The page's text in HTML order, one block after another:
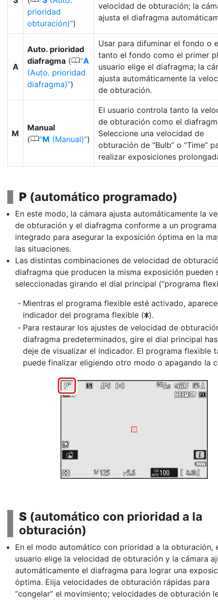
prioridad
obturación) )
velocidad de obturación; la
ajusta el diafragma
A
Auto. prioridad
diafragma (0 A
(Auto. prioridad
diafragma) )
Usar para difuminar el fondo o
tanto el fondo como el primer
usuario elige el diafragma; la
ajusta automáticamente la
de obturación.
M
Manual
(0 M (Manual) )
El usuario controla tanto la
de obturación como el
Seleccione una velocidad de
obturación de “Bulb” o “Time”
realizar exposiciones
P (automático programado)
En este modo, la cámara ajusta automáticamente la
de obturación y el diafragma conforme a un programa
integrado para asegurar la exposición óptima en la
las situaciones.
Las distintas combinaciones de velocidad de
diafragma que producen la misma exposición pueden
seleccionadas girando el dial principal (“programa
Mientras el programa flexible esté activado,
indicador del programa flexible (U).
Para restaurar los ajustes de velocidad de
diafragma predeterminados, gire el dial principal
deje de visualizar el indicador. El programa flexible
puede finalizar eligiendo otro modo o apagando la
S (automático con prioridad a la
obturación)
En el modo automático con prioridad a la obturación,
usuario elige la velocidad de obturación y la cámara
automáticamente el diafragma para lograr una
óptima. Elija velocidades de obturación rápidas para
“congelar” el movimiento; velocidades de obturación